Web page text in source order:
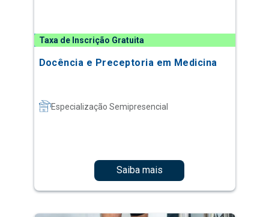
Taxa de Inscrição Gratuita
Docência e Preceptoria em Medicina
Especialização Semipresencial
Saiba mais